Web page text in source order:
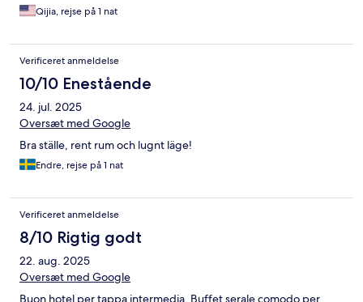
Qijia, rejse på 1 nat
Verificeret anmeldelse
10/10 Enestående
24. jul. 2025
Oversæt med Google
Bra ställe, rent rum och lugnt läge!
Endre, rejse på 1 nat
Verificeret anmeldelse
8/10 Rigtig godt
22. aug. 2025
Oversæt med Google
Buon hotel per tappa intermedia. Buffet serale comodo per